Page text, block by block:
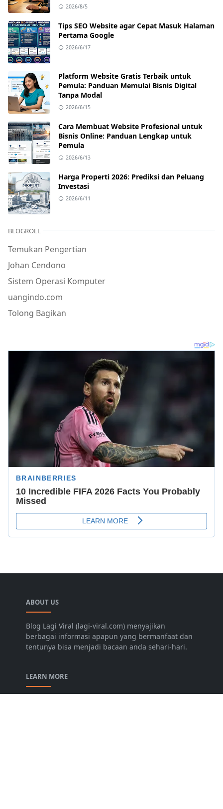
2026/8/5
Tips SEO Website agar Cepat Masuk Halaman
Pertama Google
2026/6/17
Platform Website Gratis Terbaik untuk
Pemula: Panduan Memulai Bisnis Digital
Tanpa Modal
2026/6/15
Cara Membuat Website Profesional untuk
Bisnis Online: Panduan Lengkap untuk
Pemula
2026/6/13
Harga Properti 2026: Prediksi dan Peluang
Investasi
2026/6/11
BLOGROLL
Temukan Pengertian
Johan Cendono
Sistem Operasi Komputer
uangindo.com
Tolong Bagikan
ABOUT US
Blog Lagi Viral (lagi-viral.com) menyajikan
berbagai informasi apapun yang bermanfaat dan
tentunya bisa menjadi bacaan anda sehari-hari.
LEARN MORE